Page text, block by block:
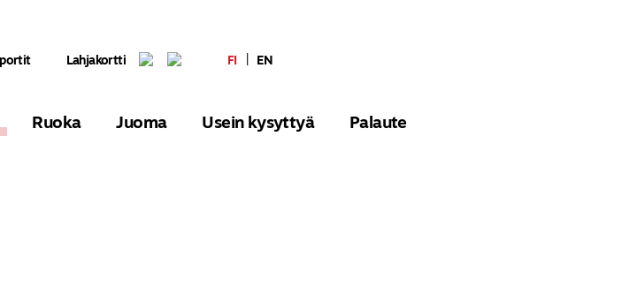
Ruoka Juoma Usein kysyttyä Palaute
FI EN
Lahjakortti